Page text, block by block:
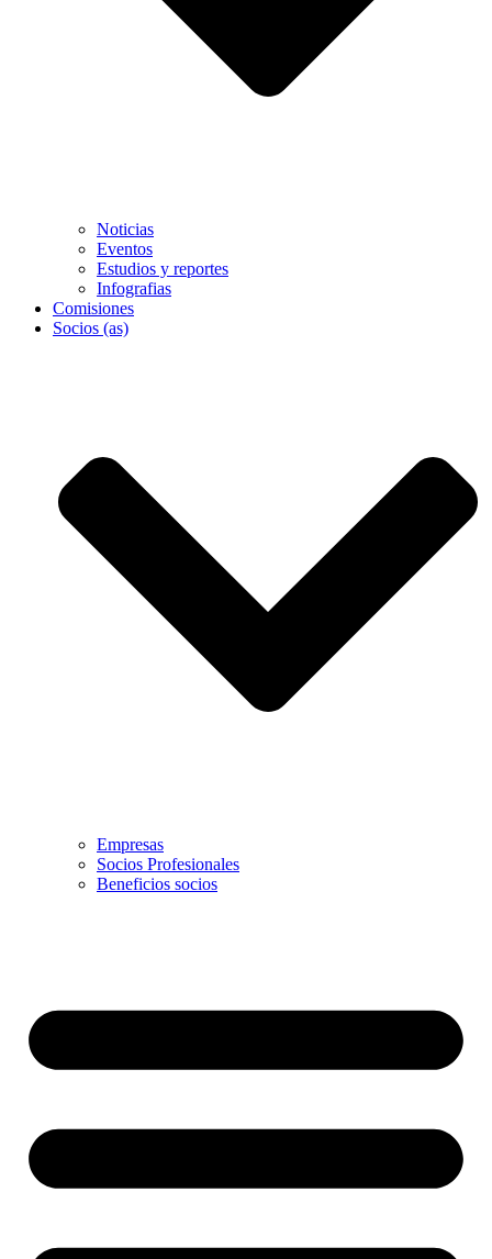
Noticias
Eventos
Estudios y reportes
Infografias
Comisiones
Socios (as)
Empresas
Socios Profesionales
Beneficios socios